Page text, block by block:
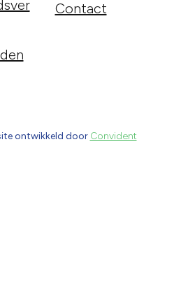
Contact
ontwikkeld door Convident